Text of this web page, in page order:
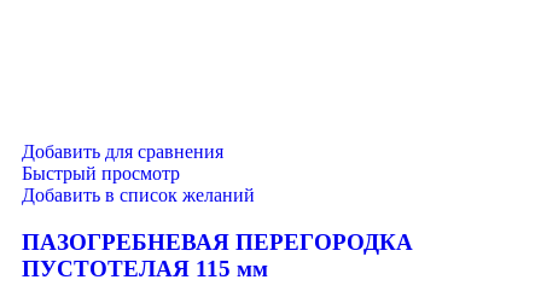
Добавить для сравнения
Быстрый просмотр
Добавить в список желаний
ПАЗОГРЕБНЕВАЯ ПЕРЕГОРОДКА
ПУСТОТЕЛАЯ 115 мм